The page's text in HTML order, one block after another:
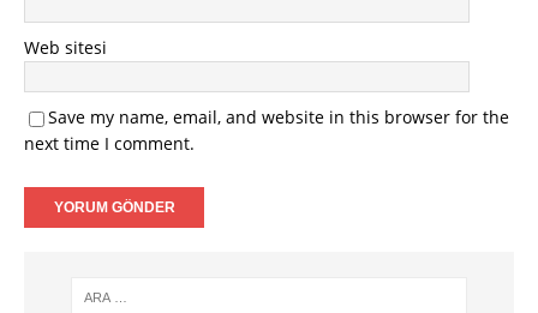
Web sitesi
Save my name, email, and website in this browser for the
next time I comment.